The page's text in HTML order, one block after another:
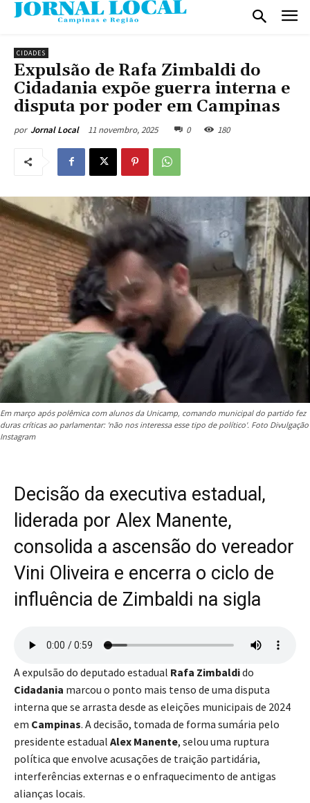
CIDADES
Expulsão de Rafa Zimbaldi do
Cidadania expõe guerra interna e
disputa por poder em Campinas
por Jornal Local 11 novembro, 2025 0 180
Em março após polêmica com alunos da Unicamp, comando municipal do partido fez
duras críticas ao parlamentar: 'não nos interessa esse tipo de político'. Foto Divulgação
Instagram
Decisão da executiva estadual,
liderada por Alex Manente,
consolida a ascensão do vereador
Vini Oliveira e encerra o ciclo de
influência de Zimbaldi na sigla
A expulsão do deputado estadual Rafa Zimbaldido
Cidadania marcou o ponto mais tenso de uma disputa
interna que se arrasta desde as eleições municipais de 2024
em Campinas. A decisão, tomada de forma sumária pelo
presidente estadual Alex Manente, selou uma ruptura
política que envolve acusações de traição partidária,
interferências externas e o enfraquecimento de antigas
alianças locais.